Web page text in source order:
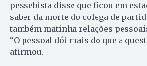
pessebista disse que ficou em
saber da morte do colega de
também matinha relações
“O pessoal dói mais do que a
afirmou.